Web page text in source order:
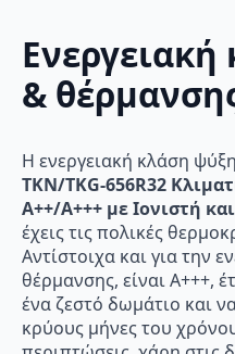
&
Η ενεργειακή κλάση
TKN/TKG-656R32
A++/A+++ με Ιονιστή
έχεις τις πολικές
Αντίστοιχα και για την
θέρμανσης, είναι A+++,
ένα ζεστό δωμάτιο και
κρύους μήνες του